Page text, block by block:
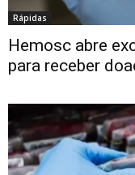
Rápidas
Hemosc abre
para receber